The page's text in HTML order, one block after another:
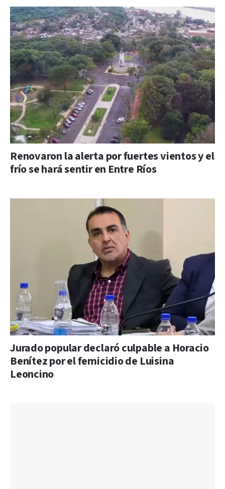
Renovaron la alerta por fuertes vientos y el
frío se hará sentir en Entre Ríos
Jurado popular declaró culpable a Horacio
Benítez por el femicidio de Luisina
Leoncino